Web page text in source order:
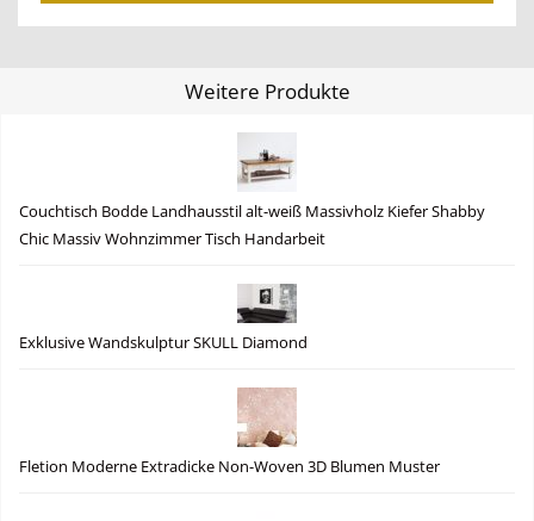
Weitere Produkte
Couchtisch Bodde Landhausstil alt-weiß Massivholz Kiefer Shabby
Chic Massiv Wohnzimmer Tisch Handarbeit
Exklusive Wandskulptur SKULL Diamond
Fletion Moderne Extradicke Non-Woven 3D Blumen Muster